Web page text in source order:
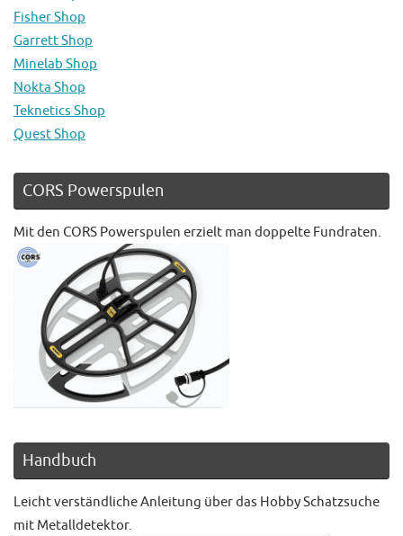
Fisher Shop
Garrett Shop
Minelab Shop
Nokta Shop
Teknetics Shop
Quest Shop
CORS Powerspulen
Mit den CORS Powerspulen erzielt man doppelte Fundraten.
Handbuch
Leicht verständliche Anleitung über das Hobby Schatzsuche
mit Metalldetektor.